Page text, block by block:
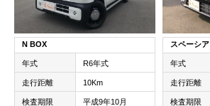
N BOX
年式 R6年式
走行距離 10Km
検査期限 平成9年10月
スペーシア
年式
走行距離
検査期限